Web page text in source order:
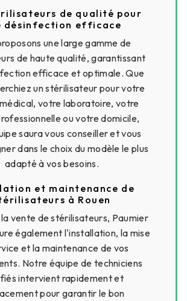
de qualité pour
désinfection efficace
une large gamme de
de haute qualité, garantissant
efficace et optimale. Que
un stérilisateur pour votre
votre laboratoire, votre
ou votre domicile,
saura vous conseiller et vous
dans le choix du modèle le plus
adapté à vos besoins.
et maintenance de
à Rouen
la vente de stérilisateurs, Paumier
également l'installation, la mise
et la maintenance de vos
Notre équipe de techniciens
intervient rapidement et
pour garantir le bon